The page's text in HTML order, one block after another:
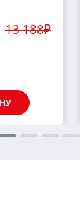
13 188₽